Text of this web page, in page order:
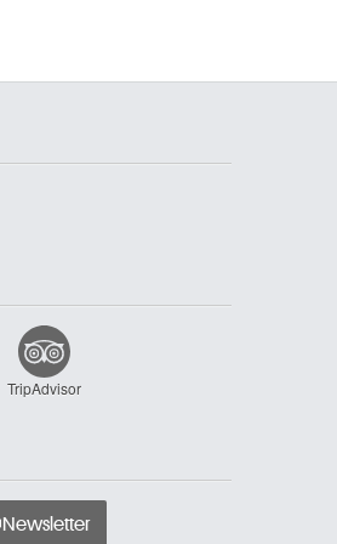
TripAdvisor
Newsletter